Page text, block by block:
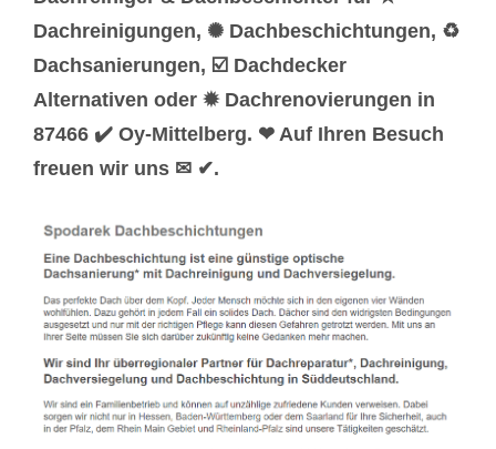
Dachreinigungen, ✺ Dachbeschichtungen, ♻
Dachsanierungen, ☑️ Dachdecker
Alternativen oder ✹ Dachrenovierungen in
87466 ✔️ Oy-Mittelberg. ❤ Auf Ihren Besuch
freuen wir uns ✉ ✔.